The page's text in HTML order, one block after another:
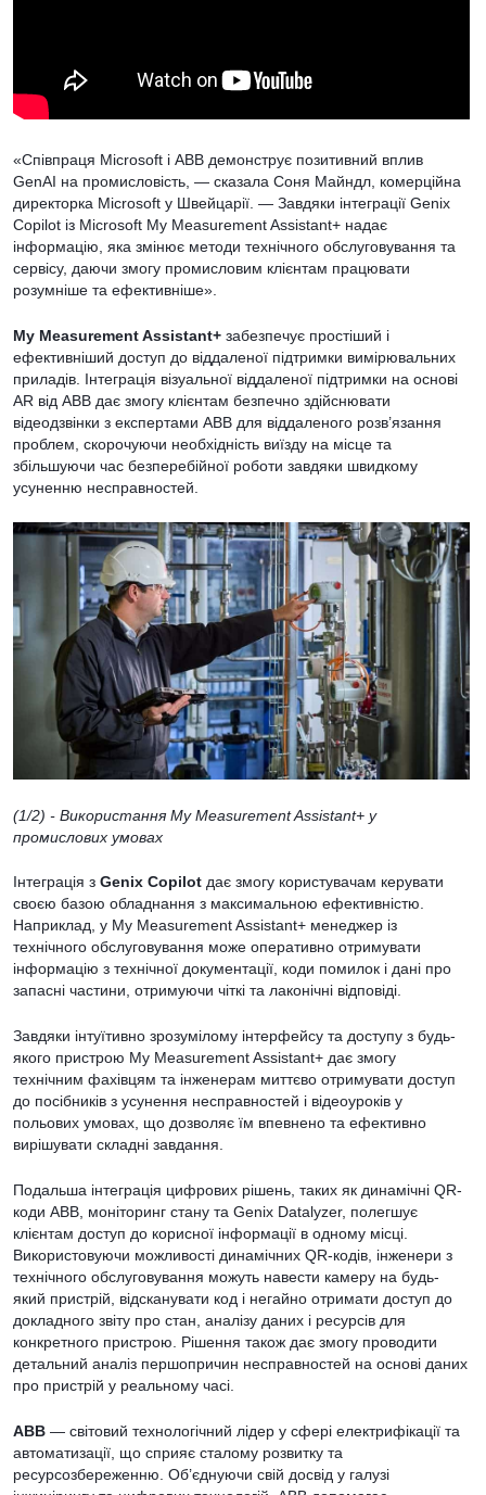
«Співпраця Microsoft і ABB демонструє позитивний вплив
GenAI на промисловість, — сказала Соня Майндл, комерційна
директорка Microsoft у Швейцарії. — Завдяки інтеграції Genix
Copilot із Microsoft My Measurement Assistant+ надає
інформацію, яка змінює методи технічного обслуговування та
сервісу, даючи змогу промисловим клієнтам працювати
розумніше та ефективніше».
My Measurement Assistant+ забезпечує простіший і
ефективніший доступ до віддаленої підтримки вимірювальних
приладів. Інтеграція візуальної віддаленої підтримки на основі
AR від ABB дає змогу клієнтам безпечно здійснювати
відеодзвінки з експертами ABB для віддаленого розв’язання
проблем, скорочуючи необхідність виїзду на місце та
збільшуючи час безперебійної роботи завдяки швидкому
усуненню несправностей.
(1/2) - Використання My Measurement Assistant+ у
промислових умовах
Інтеграція з Genix Copilot дає змогу користувачам керувати
своєю базою обладнання з максимальною ефективністю.
Наприклад, у My Measurement Assistant+ менеджер із
технічного обслуговування може оперативно отримувати
інформацію з технічної документації, коди помилок і дані про
запасні частини, отримуючи чіткі та лаконічні відповіді.
Завдяки інтуїтивно зрозумілому інтерфейсу та доступу з будь-
якого пристрою My Measurement Assistant+ дає змогу
технічним фахівцям та інженерам миттєво отримувати доступ
до посібників з усунення несправностей і відеоуроків у
польових умовах, що дозволяє їм впевнено та ефективно
вирішувати складні завдання.
Подальша інтеграція цифрових рішень, таких як динамічні QR-
коди ABB, моніторинг стану та Genix Datalyzer, полегшує
клієнтам доступ до корисної інформації в одному місці.
Використовуючи можливості динамічних QR-кодів, інженери з
технічного обслуговування можуть навести камеру на будь-
який пристрій, відсканувати код і негайно отримати доступ до
докладного звіту про стан, аналізу даних і ресурсів для
конкретного пристрою. Рішення також дає змогу проводити
детальний аналіз першопричин несправностей на основі даних
про пристрій у реальному часі.
ABB — світовий технологічний лідер у сфері електрифікації та
автоматизації, що сприяє сталому розвитку та
ресурсозбереженню. Об’єднуючи свій досвід у галузі